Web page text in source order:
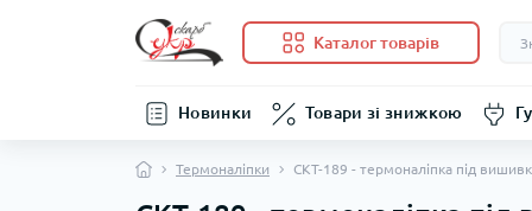
Каталог товарів
Новинки Товари зі знижкою
Термоналіпки СКТ-189 - термоналіпка під